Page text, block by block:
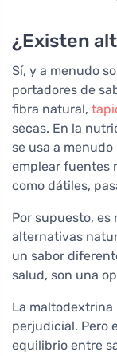
¿Existen
Sí, y a menudo
portadores de
fibra natural,
secas. En la
se usa a
emplear fuentes
como dátiles,
Por supuesto,
alternativas
un sabor
salud, son una
La
perjudicial. Pero
equilibrio entre